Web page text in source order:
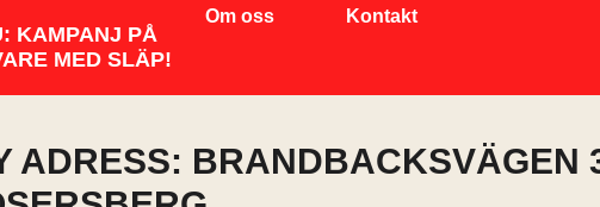
KAMPANJ PÅ
MED SLÄP!
Om oss Kontakt
ADRESS: BRANDBACKSVÄGEN